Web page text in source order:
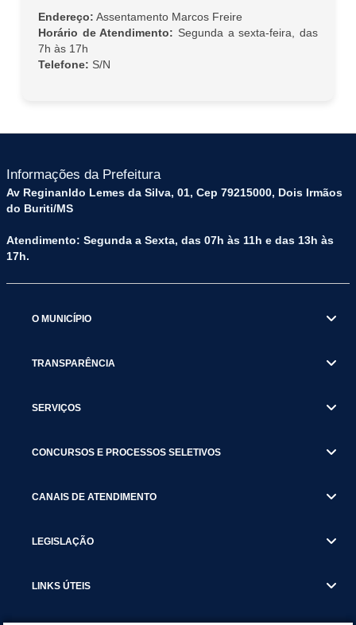
Endereço: Assentamento Marcos Freire
Horário de Atendimento: Segunda a sexta-feira, das
7h às 17h
Telefone: S/N
Informações da Prefeitura
Av Reginanldo Lemes da Silva, 01, Cep 79215000, Dois Irmãos
do Buriti/MS
Atendimento: Segunda a Sexta, das 07h às 11h e das 13h às
17h.
O MUNICÍPIO
TRANSPARÊNCIA
SERVIÇOS
CONCURSOS E PROCESSOS SELETIVOS
CANAIS DE ATENDIMENTO
LEGISLAÇÃO
LINKS ÚTEIS